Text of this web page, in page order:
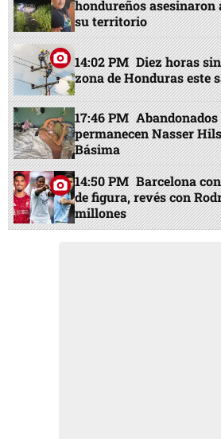
hondureños
su territorio
14:02 PM Diez horas
zona de Honduras este
17:46 PM
permanecen Nasser
Básima
14:50 PM Barcelona
de figura, revés con
millones